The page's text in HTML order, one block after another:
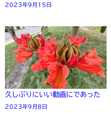
2023年9月15日
久しぶりにいい動画にであった
2023年9月8日